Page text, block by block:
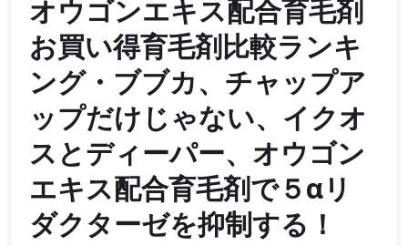
オウゴンエキス配合育毛剤
お買い得育毛剤比較ランキ
ング・ブブカ、チャップア
ップだけじゃない、イクオ
スとディーパー、オウゴン
エキス配合育毛剤で５αリ
ダクターゼを抑制する！